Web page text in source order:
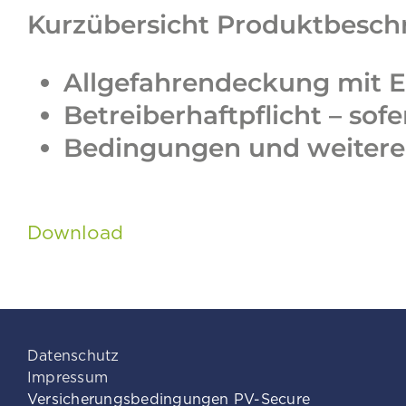
Kurzübersicht
Allgefahrendeckung mit
Betreiberhaftpflicht –
Bedingungen und
Download
Datenschutz
Impressum
Versicherungsbedingungen PV-Secure